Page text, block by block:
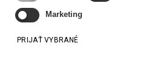
16/2-OFC-WT-D - ohybný
Marketing
PRIJAŤ VYBRANÉ